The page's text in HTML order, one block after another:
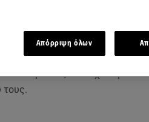
για τον παιδεραστή
θύμα του, τον είχαν
τους.
Απόρριψη όλων